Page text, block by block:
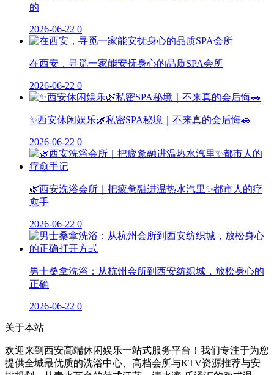
的
2026-06-22 0
在西安，寻觅一家能安抚身心的品质SPA会所
2026-06-22 0
✨西安休闲娱乐🌿私密SPA秘境｜不来真的会后悔🚗
2026-06-22 0
🌿西安洗浴会所｜把疲惫融进温热水汽里✨都市人的疗
愈手
2026-06-22 0
男士桑拿洗浴：从杭州会所到西安纺织城，放松身心的
正确
2026-06-22 0
关于本站
欢迎来到西安高端休闲娱乐一站式服务平台！我们专注于为您
提供全城最优质的洗浴中心、高档会所与KTV资源推荐与安